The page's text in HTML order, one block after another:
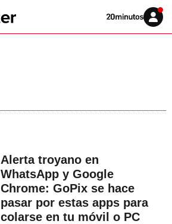
Volver
Iniciar
sesión
Alerta troyano en
WhatsApp y Google
Chrome: GoPix se hace
pasar por estas apps para
colarse en tu móvil o PC